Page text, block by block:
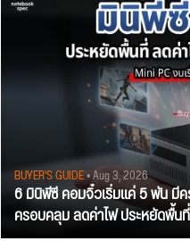
BUYER'S GUIDE• Aug 3, 2026
6 มินิพีซี คอมจิ๋วเริ่มแค่ 5 พัน มี
ครอบคลุม ลดค่าไฟ ประหยัดพื้นที่